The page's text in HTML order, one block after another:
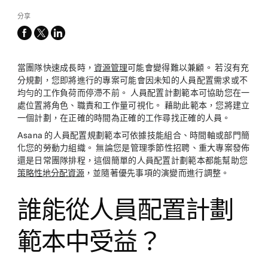
分享
facebook
x-
linkedin
當團隊快速成長時，資源管理可能會變得難以兼顧。 若沒有充
分規劃，您即將進行的專案可能會因未知的人員配置需求或不
均勻的工作負荷而停滯不前。 人員配置計劃範本可協助您在一
處位置將角色、職責和工作量可視化。 藉助此範本，您將建立
一個計劃，在正確的時間為正確的工作尋找正確的人員。
Asana 的人員配置規劃範本可依據技能組合、時間軸或部門簡
化您的勞動力組織。 無論您是管理季節性招聘、重大專案發佈
還是日常團隊排程，這個簡單的人員配置計劃範本都能幫助您
策略性地分配資源，並隨著優先事項的演變而進行調整。
誰能從人員配置計劃
範本中受益？